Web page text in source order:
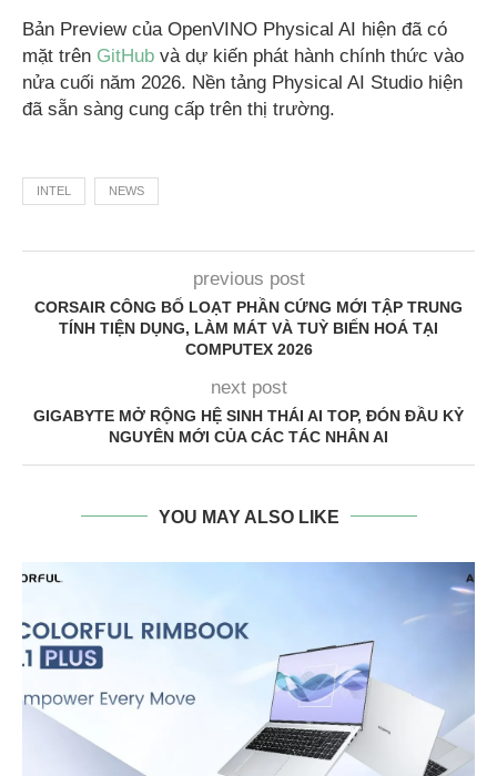
Bản Preview của OpenVINO Physical AI hiện đã có
mặt trên GitHub và dự kiến phát hành chính thức vào
nửa cuối năm 2026. Nền tảng Physical AI Studio hiện
đã sẵn sàng cung cấp trên thị trường.
INTEL NEWS
previous post
CORSAIR CÔNG BỐ LOẠT PHẦN CỨNG MỚI TẬP TRUNG
TÍNH TIỆN DỤNG, LÀM MÁT VÀ TUỲ BIẾN HOÁ TẠI
COMPUTEX 2026
next post
GIGABYTE MỞ RỘNG HỆ SINH THÁI AI TOP, ĐÓN ĐẦU KỶ
NGUYÊN MỚI CỦA CÁC TÁC NHÂN AI
YOU MAY ALSO LIKE